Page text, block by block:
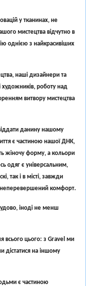
у тканинах, не
мистецтва відчутно в
однією з найкрасивіших
наші дизайнери та
роботу над
витвору мистецтва
данину нашому
є частиною нашої ДНК,
жіночу форму, а кольори
одяг є універсальним,
так і в місті, завжди
неперевершений комфорт.
іноді не менш
всього цього: з Gravel ми
дістатися на іншому
є частиною